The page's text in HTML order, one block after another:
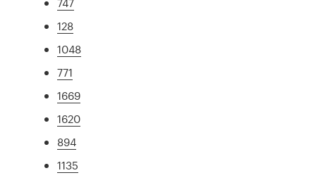
128
1048
771
1669
1620
894
1135